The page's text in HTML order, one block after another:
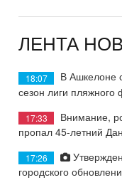
ЛЕНТА
18:07
В Ашкелоне
сезон лиги пляжного
17:33
Внимание,
пропал 45-летний
17:26
городского